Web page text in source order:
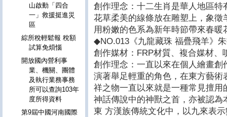
創作理念：十二生肖是華人地區
花草柔美的線條放在雕塑上，象
用粉嫩的色系為新年時節帶來春暖
◆NO.013《九龍藏珠 福疊飛羊》
創作媒材：FRP材質、複合媒材、
創作理念：一直以來在個人繪畫
演著舉足輕重的角色，在東方藝
祥之物一直以來就是一種常見擅
神話傳說中的神獸之首，亦被認
東 方漢族傳統文化中，以九來表
山啟動「四合
一」救援挺進災
區
綜所稅輕鬆報 稅額
試算免煩惱
開放國內營利事
業、機關、團體
及執行業務事務
所可以查詢103年
度所得資料
第9屆中國河南國際